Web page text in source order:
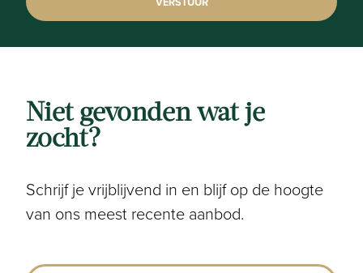
Ja - op 1500 m tot 2000 m
Kadastrale gegevens
Niet geïndexeerd K.I.:
€ 436
181 m²
Niet gevonden wat je
zocht?
Schrijf je vrijblijvend in en blijf op de hoogte
van ons meest recente aanbod.